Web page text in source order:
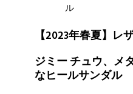
ル
【2023年春夏】レ
ジミー チュウ、メ
なヒールサンダル